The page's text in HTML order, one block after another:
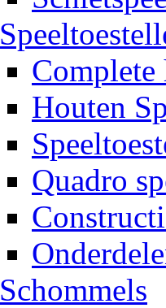
Complete
Houten
Quadro
Schommels